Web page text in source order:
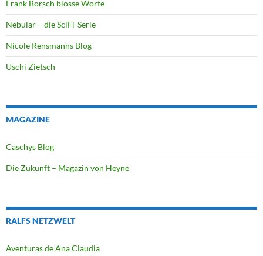
Frank Borsch blosse Worte
Nebular – die SciFi-Serie
Nicole Rensmanns Blog
Uschi Zietsch
MAGAZINE
Caschys Blog
Die Zukunft – Magazin von Heyne
RALFS NETZWELT
Aventuras de Ana Claudia